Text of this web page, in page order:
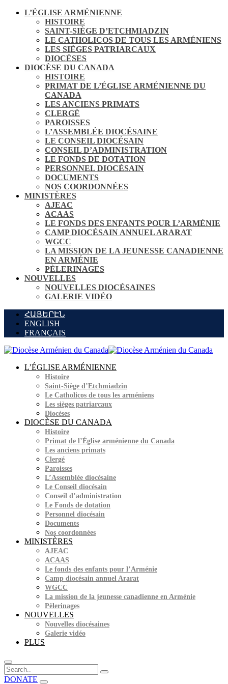
L’ÉGLISE ARMÉNIENNE
HISTOIRE
SAINT-SIÈGE D’ETCHMIADZIN
LE CATHOLICOS DE TOUS LES ARMÉNIENS
LES SIÈGES PATRIARCAUX
DIOCÈSES
DIOCÈSE DU CANADA
HISTOIRE
PRIMAT DE L’ÉGLISE ARMÉNIENNE DU
CANADA
LES ANCIENS PRIMATS
CLERGÉ
PAROISSES
L’ASSEMBLÉE DIOCÉSAINE
LE CONSEIL DIOCÉSAIN
CONSEIL D’ADMINISTRATION
LE FONDS DE DOTATION
PERSONNEL DIOCÉSAIN
DOCUMENTS
NOS COORDONNÉES
MINISTÈRES
AJEAC
ACAAS
LE FONDS DES ENFANTS POUR L’ARMÉNIE
CAMP DIOCÉSAIN ANNUEL ARARAT
WGCC
LA MISSION DE LA JEUNESSE CANADIENNE
EN ARMÉNIE
PÈLERINAGES
NOUVELLES
NOUVELLES DIOCÉSAINES
GALERIE VIDÉO
ՀԱՅԵՐԷՆ
ENGLISH
FRANÇAIS
L’ÉGLISE ARMÉNIENNE
Histoire
Saint-Siège d’Etchmiadzin
Le Catholicos de tous les arméniens
Les sièges patriarcaux
Diocèses
DIOCÈSE DU CANADA
Histoire
Primat de l’Église arménienne du Canada
Les anciens primats
Clergé
Paroisses
L’Assemblée diocésaine
Le Conseil diocésain
Conseil d’administration
Le Fonds de dotation
Personnel diocésain
Documents
Nos coordonnées
MINISTÈRES
AJEAC
ACAAS
Le fonds des enfants pour l’Arménie
Camp diocésain annuel Ararat
WGCC
La mission de la jeunesse canadienne en Arménie
Pèlerinages
NOUVELLES
Nouvelles diocésaines
Galerie vidéo
PLUS
DONATE